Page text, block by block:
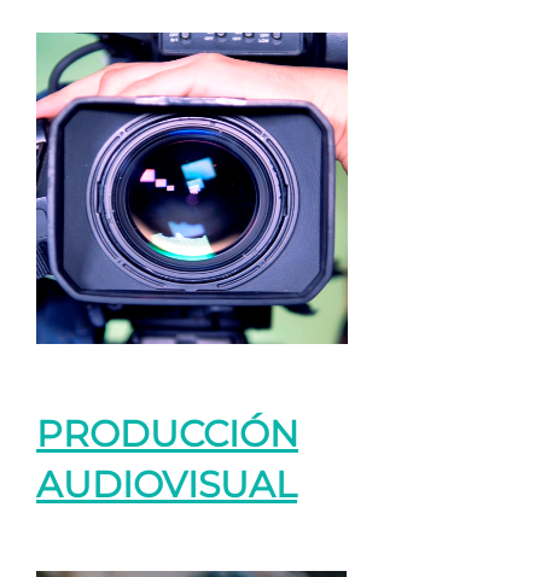
PRODUCCIÓN
AUDIOVISUAL